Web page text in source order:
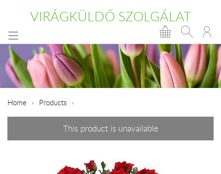
VIRÁGKÜLDŐ SZOLGÁLAT
Home Products
This product is unavailable